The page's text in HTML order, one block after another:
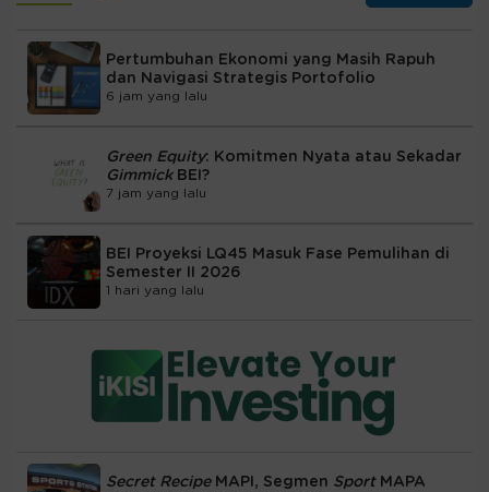
Pertumbuhan Ekonomi yang Masih Rapuh
dan Navigasi Strategis Portofolio
6 jam yang lalu
Green Equity: Komitmen Nyata atau Sekadar
Gimmick BEI?
7 jam yang lalu
BEI Proyeksi LQ45 Masuk Fase Pemulihan di
Semester II 2026
1 hari yang lalu
Secret RecipeMAPI, Segmen Sport MAPA